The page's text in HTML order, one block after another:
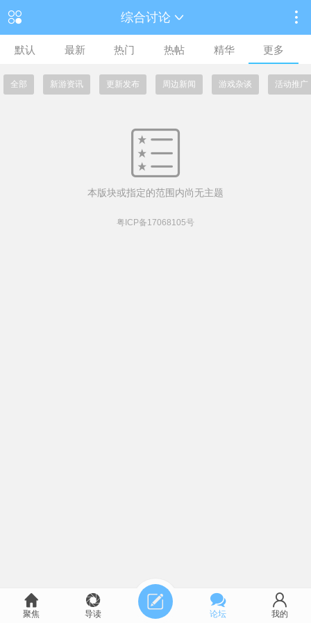
综合讨论
默认 最新 热门 热帖 精华 更多
全部 新游资讯 更新发布 周边新闻 游戏杂谈 活动推广
本版块或指定的范围内尚无主题
粤ICP备17068105号
聚焦 导读 论坛 我的